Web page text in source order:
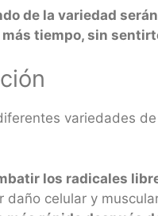
de la variedad
tiempo, sin
variedades
los radicales
celular y